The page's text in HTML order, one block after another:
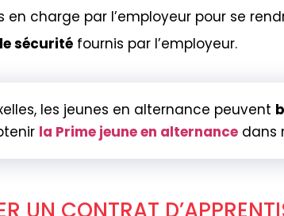
en charge par l’employeur pour se
sécurité fournis par l’employeur.
les jeunes en alternance peuvent
la Prime jeune en alternance dans